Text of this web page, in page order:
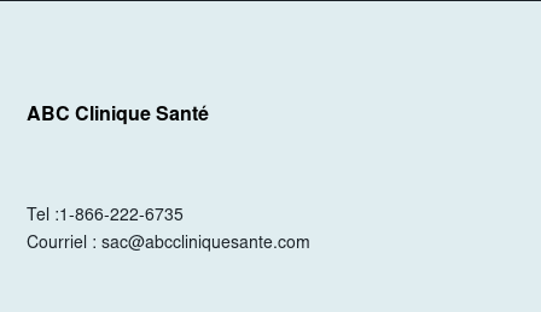
ABC Clinique Santé
Tel :1-866-222-6735
Courriel :sac@abccliniquesante.com